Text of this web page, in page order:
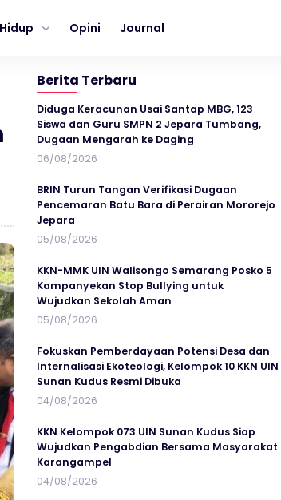
Opini Journal
Berita Terbaru
Diduga Keracunan Usai Santap MBG, 123
Siswa dan Guru SMPN 2 Jepara Tumbang,
Dugaan Mengarah ke Daging
06/08/2026
BRIN Turun Tangan Verifikasi Dugaan
Pencemaran Batu Bara di Perairan Mororejo
Jepara
05/08/2026
KKN-MMK UIN Walisongo Semarang Posko 5
Kampanyekan Stop Bullying untuk
Wujudkan Sekolah Aman
05/08/2026
Fokuskan Pemberdayaan Potensi Desa dan
Internalisasi Ekoteologi, Kelompok 10 KKN UIN
Sunan Kudus Resmi Dibuka
04/08/2026
KKN Kelompok 073 UIN Sunan Kudus Siap
Wujudkan Pengabdian Bersama Masyarakat
Karangampel
04/08/2026